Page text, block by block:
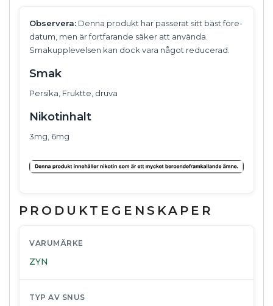
Observera: Denna produkt har passerat sitt bäst före-
datum, men är fortfarande säker att använda.
Smakupplevelsen kan dock vara något reducerad.
Smak
Persika, Fruktte, druva
Nikotinhalt
3mg, 6mg
PRODUKTEGENSKAPER
VARUMÄRKE
ZYN
TYP AV SNUS